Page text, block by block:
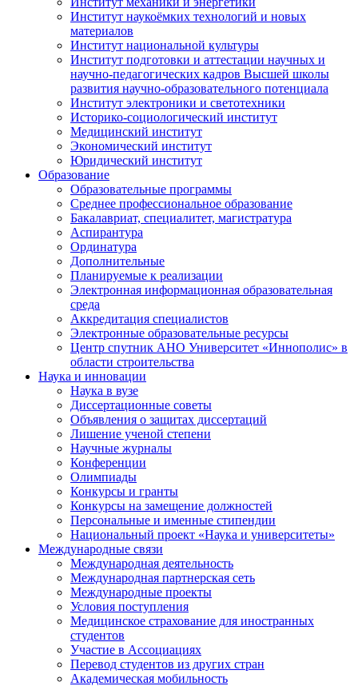
Институт наукоёмких технологий и новых
материалов
Институт национальной культуры
Институт подготовки и аттестации научных и
научно-педагогических кадров Высшей школы
развития научно-образовательного потенциала
Институт электроники и светотехники
Историко-социологический институт
Медицинский институт
Экономический институт
Юридический институт
Образование
Образовательные программы
Среднее профессиональное образование
Бакалавриат, специалитет, магистратура
Аспирантура
Ординатура
Дополнительные
Планируемые к реализации
Электронная информационная образовательная
среда
Аккредитация специалистов
Электронные образовательные ресурсы
Центр спутник АНО Университет «Иннополис» в
области строительства
Наука и инновации
Наука в вузе
Диссертационные советы
Объявления о защитах диссертаций
Лишение ученой степени
Научные журналы
Конференции
Олимпиады
Конкурсы и гранты
Конкурсы на замещение должностей
Персональные и именные стипендии
Национальный проект «Наука и университеты»
Международные связи
Международная деятельность
Международная партнерская сеть
Международные проекты
Условия поступления
Медицинское страхование для иностранных
студентов
Участие в Ассоциациях
Перевод студентов из других стран
Академическая мобильность